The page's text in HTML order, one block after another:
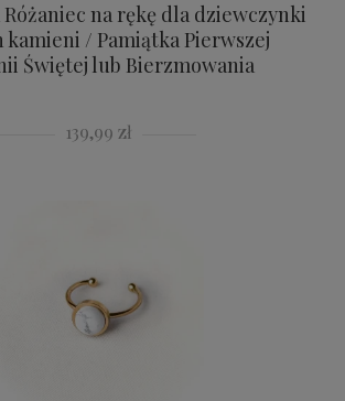
na rękę dla dziewczynki
kamieni / Pamiątka Pierwszej
Świętej lub Bierzmowania
139,99 zł